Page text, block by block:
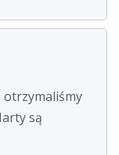
otrzymaliśmy
są